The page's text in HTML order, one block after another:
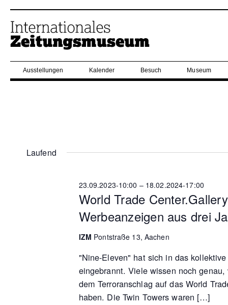
Ausstellungen Kalender Besuch Museum
Laufend
World Trade
Werbeanzeigen aus drei
23.09.2023-10:00 – 18.02.2024-17:00
IZM Pontstraße 13, Aachen
"Nine-Eleven" hat sich in das
eingebrannt. Viele wissen noch
dem Terroranschlag auf das World
haben. Die Twin Towers waren […]